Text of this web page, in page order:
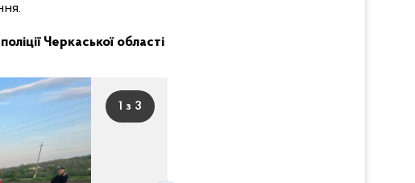
Черкаської області
1 з 3